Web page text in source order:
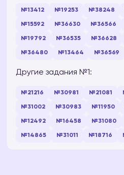
№13412 №19253 №38248
№15592 №36630 №36566
№19792 №36535 №36628
№36480 №13464 №36569
Другие задания №1:
№21216 №30981 №21081
№31002 №30983 №11950
№12492 №16458 №31080
№14865 №31011 №18716